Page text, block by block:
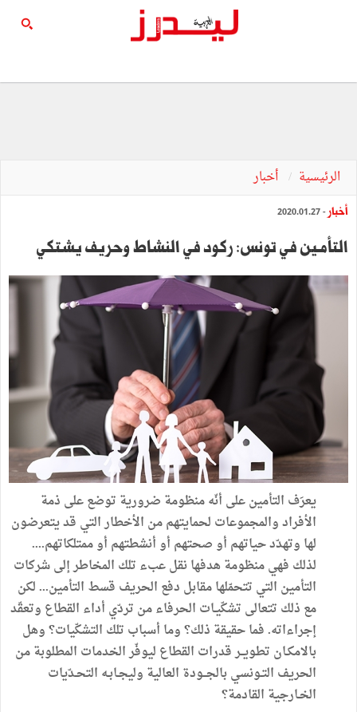
الرئيسية أخبار
أخبار - 2020.01.27
التأمـين في تونس: ركود في النشاط وحريف يشتكي
يعرَف التأمين على أنّه منظومة ضرورية توضع على ذمة
الأفراد والمجموعات لحمايتهم من الأخطار التي قد يتعرضون
لها وتهدّد حياتهم أو صحتهم أو أنشطتهم أو ممتلكاتهم....
لذلك فهي منظومة هدفها نقل عبء تلك المخاطر إلى شركات
التأمين التي تتحمّلها مقابل دفع الحريف قسط التأمين... لكن
مع ذلك تتعالى تشكّيـات الحرفاء من تردّي أداء القطاع وتعقّد
إجراءاته. فما حقيقة ذلك؟ وما أسباب تلك التشكّيات؟ وهل
بالامكـان تطويــر قدرات القطاع ليوفّر الخدمات المطلوبة من
الحريف التـونسي بالجــودة العالية وليجـابـه التحـدّيات
الخـارجية القادمة؟